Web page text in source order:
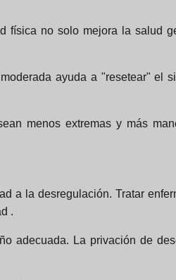
física no solo mejora la salud
ayuda a "resetear" el
menos extremas y más
a la desregulación. Tratar
.
adecuada. La privación de